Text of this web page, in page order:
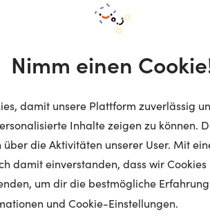
Nimm einen
damit unsere Plattform zuverlässig
Inhalte zeigen zu können.
die Aktivitäten unserer User. Mit
damit einverstanden, dass wir
um dir die bestmögliche
und Cookie-Einstellungen.